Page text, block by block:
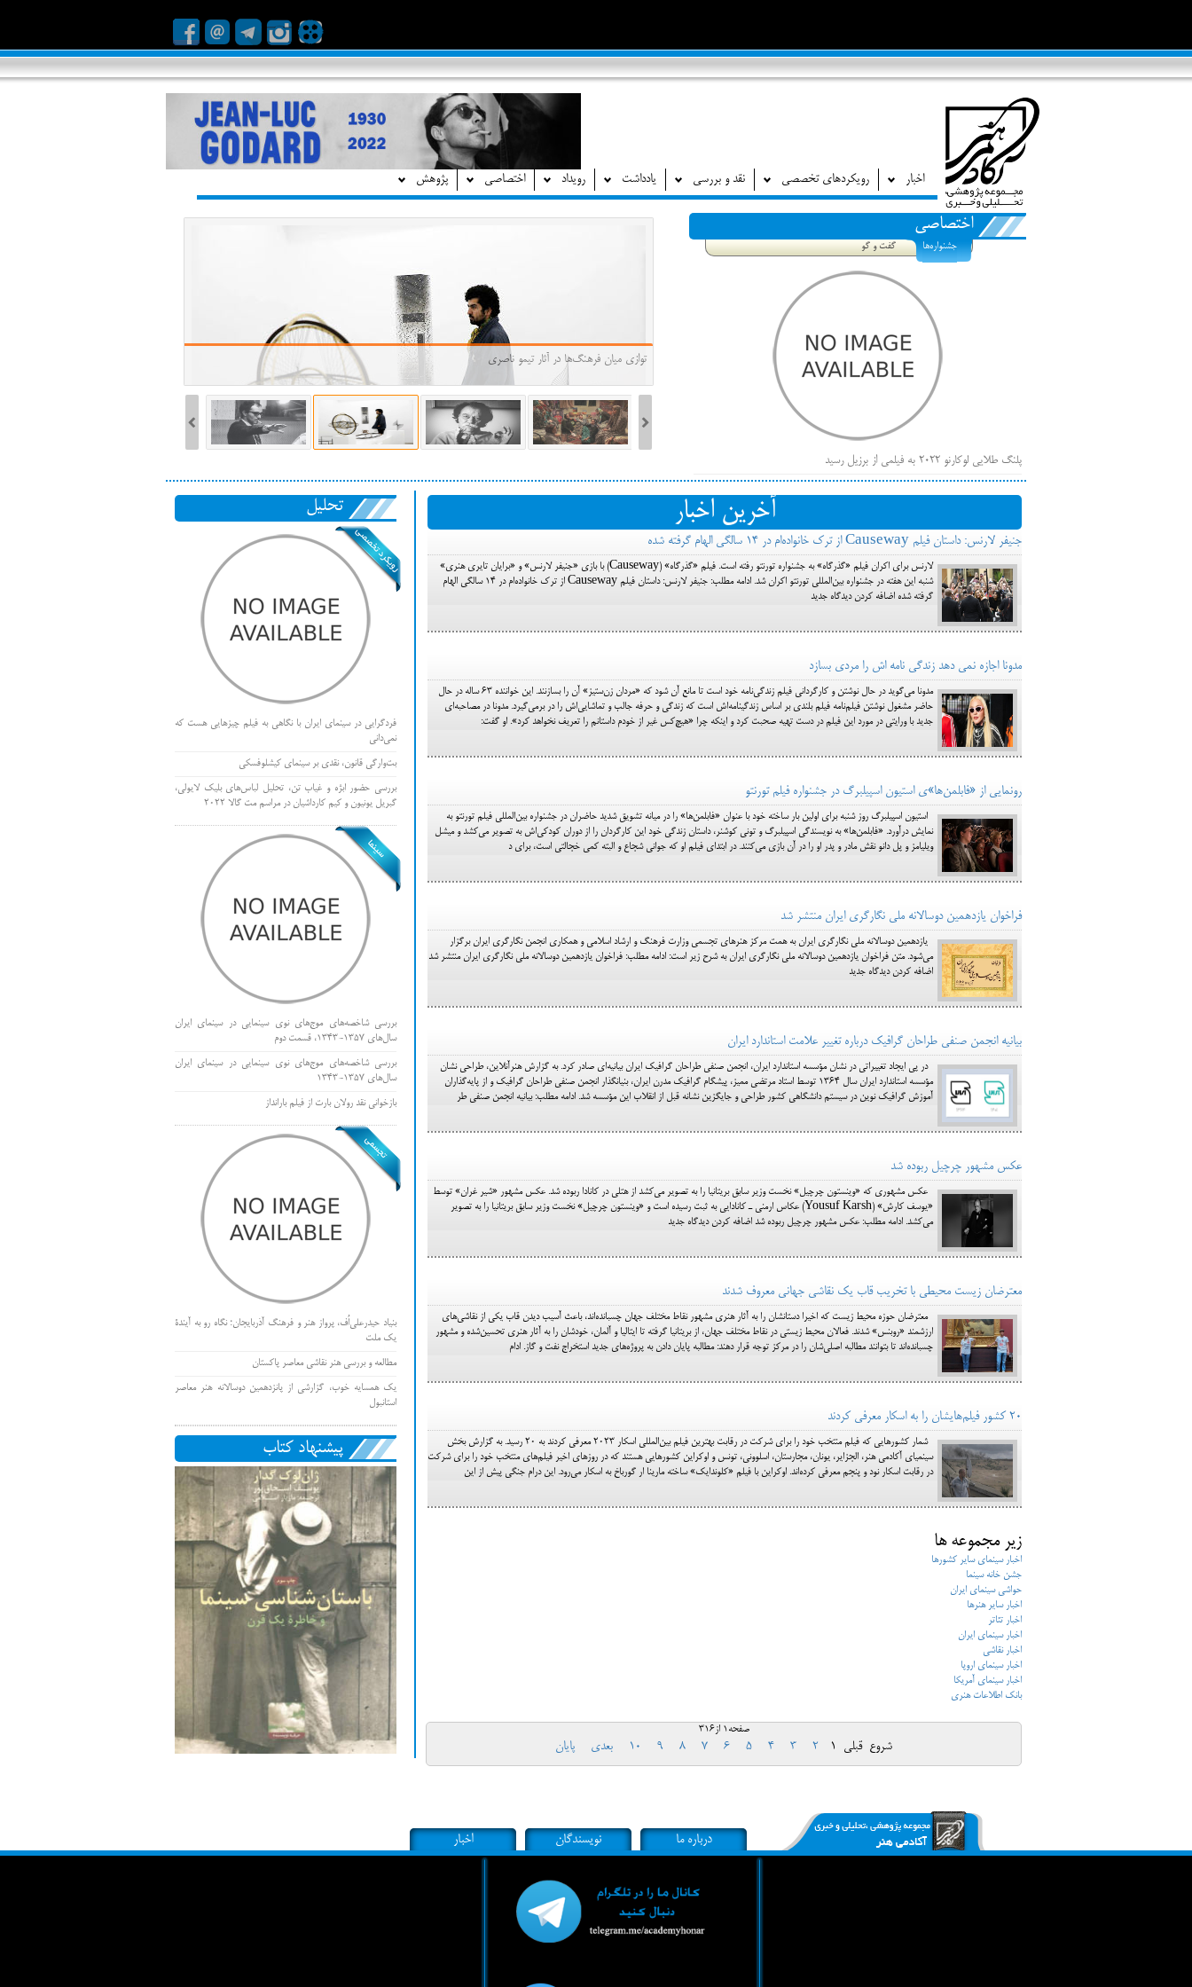
اخبار رویکردهای تخصصی نقد و بررسی یادداشت رویداد اختصاصی پژوهش
اختصاصی
جشنواره‌ها گفت و گو
پلنگ طلایی لوکارنو ۲۰۲۲ به فیلمی از برزیل رسید
فهرست فیلم‌های بخش مسابقه جشنواره فیلم ونیز ۲۰۲۲ مشخص شد، سهم پررنگ
ایرانی‌ها
بیرون راندن فیلم‌های منتسب به حامیان کرملین از جشنواره کن، راه برای مستقل‌ها
باز است
توازی میان فرهنگ‌ها در آثار تیمو ناصری
آخرین اخبار
جنیفر لارنس: داستان فیلم Causeway از ترک خانواده‌ام در ۱۴ سالگی الهام گرفته شده
لارنس برای اکران فیلم «گذرگاه» به جشنواره تورنتو رفته است. فیلم «گذرگاه» (Causeway) با بازی «جنیفر لارنس» و «برایان تایری هنری»
شنبه این هفته در جشنواره بین‌المللی تورنتو اکران شد. ادامه مطلب: جنیفر لارنس: داستان فیلم Causeway از ترک خانواده‌ام در ۱۴ سالگی الهام
گرفته شده اضافه کردن دیدگاه جدید
مدونا اجازه نمی دهد زندگی نامه اش را مردی بسازد
مدونا می‌گوید در حال نوشتن و کارگردانی فیلم زندگی‌نامه خود است تا مانع آن شود که «مردان زن‌ستیز» آن را بسازنند. این خواننده ۶۳ ساله در حال
حاضر مشغول نوشتن فیلم‌نامه فیلم بلندی بر اساس زندگینامه‌اش است که زندگی و حرفه جالب و تماشایی‌اش را در برمی‌گیرد. مدونا در مصاحبه‌ای
جدید با ورایتی در مورد این فیلم در دست تهیه صحبت کرد و اینکه چرا «هیچ‌کس غیر از خودم داستانم را تعریف نخواهد کرد». او گفت:
رونمایی از «فابلمن‌ها»ی استیون اسپیلبرگ در جشنواره فیلم تورنتو
استیون اسپیلبرگ روز شنبه برای اولین بار ساخته خود با عنوان «فابلمن‌ها» را در میانه تشویق شدید حاضران در جشنواره بین‌المللی فیلم تورنتو به
نمایش درآورد. «فابلمن‌ها» به نویسندگی اسپیلبرگ و تونی کوشنر، داستان زندگی خود این کارگردان را از دوران کودکی‌اش به تصویر می‌کشد و میشل
ویلیامز و پل دانو نقش مادر و پدر او را در آن بازی می‌کنند. در ابتدای فیلم او که جوانی شجاع و البته کمی خجالتی است، برای د
فراخوان یازدهمین دوسالانه ملی نگارگری ایران منتشر شد
یازدهمین دوسالانه ملی نگارگری ایران به همت مرکز هنر‌های تجسمی وزارت فرهنگ و ارشاد اسلامی و همکاری انجمن نگارگری ایران برگزار
می‌شود. متن فراخوان یازدهمین دوسالانه ملی نگارگری ایران به شرح زیر است: ادامه مطلب: فراخوان یازدهمین دوسالانه ملی نگارگری ایران منتشر شد
اضافه کردن دیدگاه جدید
بیانیه‌ انجمن صنفی طراحان گرافیک درباره تغییر علامت استاندارد ایران
در پی ایجاد تغییراتی در نشان مؤسسه‌ استاندارد ایران، انجمن صنفی طراحان گرافیک ایران بیانیه‌ای صادر کرد. به گزارش هنرآنلاین، طراحی نشان
مؤسسه‌ استاندارد ایران سال ۱۳۶۴ توسط استاد مرتضی ممیز، پیشگام گرافیک مدرن ایران، بنیانگذار انجمن صنفی طراحان گرافیک و از پایه‌گذاران
آموزش گرافیک نوین در سیستم دانشگاهی کشور طراحی و جایگزین نشانه‌ قبل از انقلاب این مؤسسه شد. ادامه مطلب: بیانیه‌ انجمن صنفی طر
عکس مشهور چرچیل ربوده شد
عکس مشهوری که «وینستون چرچیل» نخست‌ وزیر سابق بریتانیا را به تصویر می‌کشد از هتلی در کانادا ربوده شد. عکس مشهور «شیر غران» توسط
«یوسف کارش» (Yousuf Karsh) عکاس ارمنی ـ کانادایی به ثبت رسیده است و «وینستون چرچیل» نخست‌ وزیر سابق بریتانیا را به تصویر
می‌کشد. ادامه مطلب: عکس مشهور چرچیل ربوده شد اضافه کردن دیدگاه جدید
معترضان زیست محیطی با تخریب قاب یک نقاشی جهانی معروف شدند
معترضان حوزه محیط زیست که اخیرا دستانشان را به آثار هنری مشهور نقاط مختلف جهان چسبانده‌اند، باعث آسیب دیدن قاب یکی از نقاشی‌های
ارزشمند «روبنس» شدند. فعالان محیط ‌زیستی در نقاط مختلف جهان، از بریتانیا گرفته تا ایتالیا و آلمان، خودشان را به آثار هنری تحسین‌شده و مشهور
چسبانده‌اند تا بتوانند مطالبه اصلی‌شان را در مرکز توجه قرار دهند: مطالبه پایان دادن به پروژه‌های جدید استخراج نفت و گاز. ادام
۲۰ کشور فیلم‌هایشان را به اسکار معرفی کردند
شمار کشورهایی که فیلم منتخب خود را برای شرکت در رقابت بهترین فیلم بین‌المللی اسکار ۲۰۲۳ معرفی کردند به ۲۰ رسید. به گزارش بخش
سینمیای آکادمی هنر، الجزایر، یونان، مجارستان، اسلوونی، تونس و اوکراین کشورهایی هستند که در روزهای اخیر فیلم‌های منتخب خود را برای شرکت
در رقابت اسکار نود و پنجم معرفی کرده‌اند. اوکراین با فیلم «کلوندایک» ساخته مارینا ار گورباخ به اسکار می‌رود. این درام جنگی پیش از این
زیر مجموعه ها
اخبار سینمای سایر کشورها
جشن خانه سینما
حواشی سینمای ایران
اخبار سایر هنرها
اخبار تئاتر
اخبار سینمای ایران
اخبار نقاشی
اخبار سینمای اروپا
اخبار سینمای آمریکا
بانک اطلاعات هنری
صفحه1 از316
شروع قبلی 1
2
3
4
5
6
7
8
9
10 بعدی پایان
تحلیل
فردگرایی در سینمای ایران با نگاهی به فیلم چیزهایی هست که
نمی‌دانی
بت‌وارگی قانون، نقدی بر سینمای کیشلوفسکی
بررسی حضور ابژه و غیاب تن، تحلیل لباس‌های بلیک لایولی،
گبریل یونیون و کیم کارداشیان در مراسم مت گالا ۲۰۲۲
بررسی شاخصه‌های موج‌های نوی سینمایی در سینمای ایران
سال‌های 1357-1343، قسمت دوم
بررسی شاخصه‌های موج‌های نوی سینمایی در سینمای ایران
سال‌های 1357-1343
بازخوانی نقد رولان بارت از فیلم بارانداز
بنیاد حیدرعلی‌اُف، پرواز هنر و فرهنگ آذربایجان؛ نگاه رو به آیندۀ
یک ملت
مطالعه و بررسی هنر نقاشی معاصر پاکستان
یک همسایه خوب، گزارشی از پانزدهمین دوسالانه هنر معاصر
استانبول
پیشنهاد کتاب
درباره ما نویسندگان اخبار